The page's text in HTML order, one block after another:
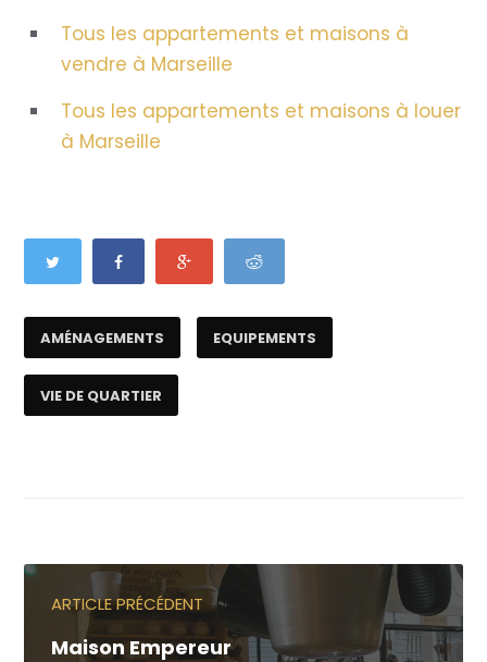
Tous les appartements et maisons à
vendre à Marseille
Tous les appartements et maisons à louer
à Marseille
AMÉNAGEMENTS EQUIPEMENTS
VIE DE QUARTIER
ARTICLE PRÉCÉDENT
Maison Empereur